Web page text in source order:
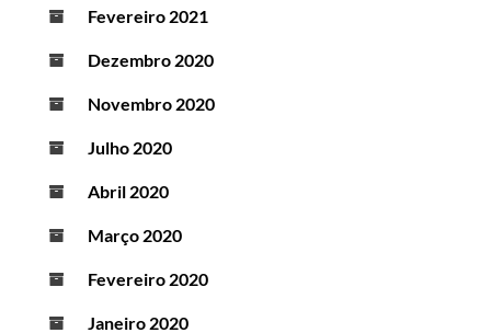
Fevereiro 2021
Dezembro 2020
Novembro 2020
Julho 2020
Abril 2020
Março 2020
Fevereiro 2020
Janeiro 2020